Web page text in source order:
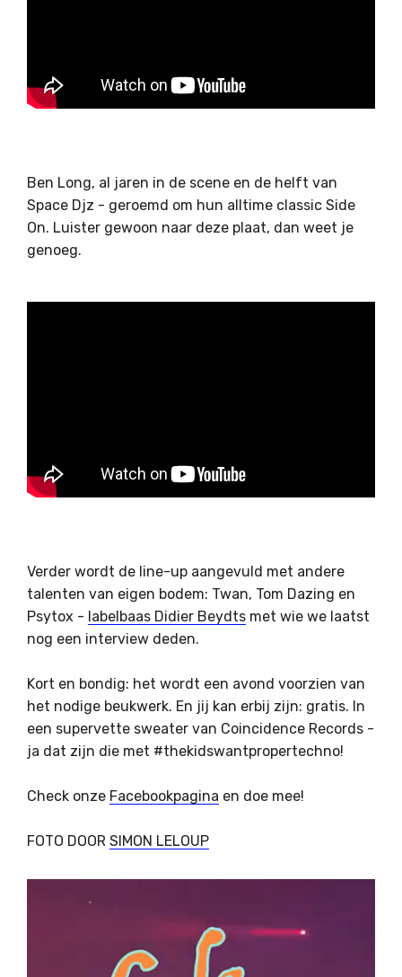
Ben Long, al jaren in de scene en de helft van
Space Djz - geroemd om hun alltime classic Side
On. Luister gewoon naar deze plaat, dan weet je
genoeg.
Verder wordt de line-up aangevuld met andere
talenten van eigen bodem: Twan, Tom Dazing en
Psytox - labelbaas Didier Beydts met wie we laatst
nog een interview deden.
Kort en bondig: het wordt een avond voorzien van
het nodige beukwerk. En jij kan erbij zijn: gratis. In
een supervette sweater van Coincidence Records -
ja dat zijn die met #thekidswantpropertechno!
Check onze Facebookpagina en doe mee!
FOTO DOOR SIMON LELOUP